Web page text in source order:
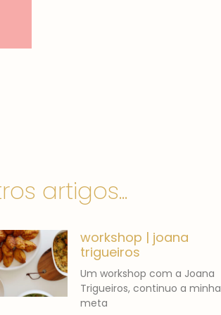
artigos...
workshop | joana
trigueiros
Um workshop com a Joana
Trigueiros, continuo a minha
meta